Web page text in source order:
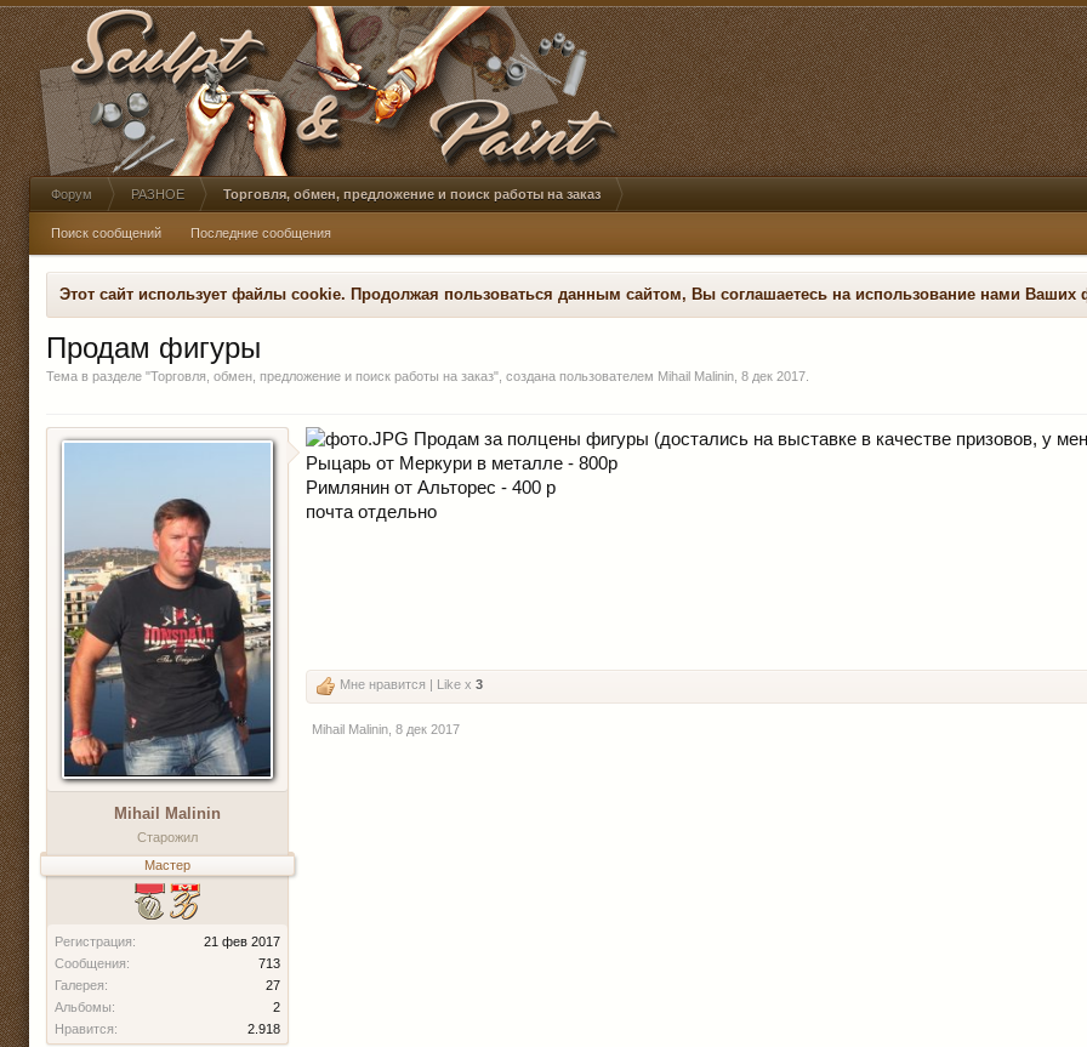
Форум РАЗНОЕ Торговля, обмен, предложение и поиск работы на заказ
Поиск сообщений Последние сообщения
Этот сайт использует файлы cookie. Продолжая пользоваться данным сайтом, Вы соглашаетесь на использование нами
Продам фигуры
Тема в разделе "Торговля, обмен, предложение и поиск работы на заказ", создана пользователем Mihail Malinin 8 дек 2017
Mihail Malinin
Старожил
Мастер
Регистрация:
21 фев 2017
Сообщения:
713
Галерея:
27
Альбомы:
2
Нравится:
2.918
Продам за полцены фигуры (достались на выставке в качестве призовов, у
Рыцарь от Меркури в металле - 800р
Римлянин от Альторес - 400 р
почта отдельно
Мне нравится | Like x 3
Mihail Malinin 8 дек 2017